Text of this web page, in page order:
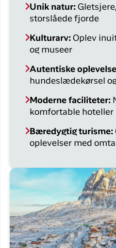
Unik natur:
storslåede fjorde
Kulturarv:Oplev
og museer
Autentiske
hundeslædekørsel
Moderne faciliteter:
komfortable hoteller
Bæredygtig turisme:
oplevelser med